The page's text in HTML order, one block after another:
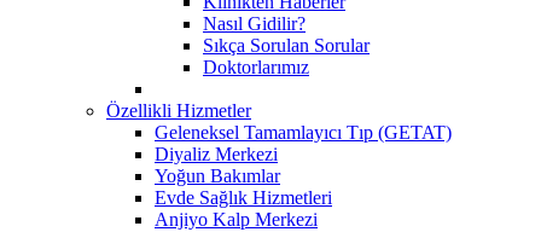
Nasıl Gidilir?
Sıkça Sorulan Sorular
Doktorlarımız
Özellikli Hizmetler
Geleneksel Tamamlayıcı Tıp (GETAT)
Diyaliz Merkezi
Yoğun Bakımlar
Evde Sağlık Hizmetleri
Anjiyo Kalp Merkezi